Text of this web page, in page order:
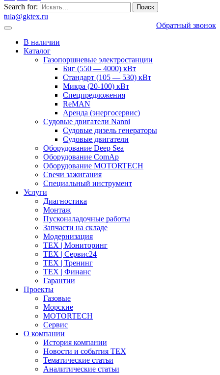
Search for:
tula@gktex.ru
Обратный звонок
В наличии
Каталог
Газопоршневые электростанции
Биг (550 — 4000) кВт
Стандарт (105 — 530) кВт
Микра (20-100) кВт
Спецпредложения
ReMAN
Аренда (энергосервис)
Судовые двигатели Nanni
Судовые дизель генераторы
Судовые двигатели
Оборудование Deep Sea
Оборудование ComAp
Оборудование MOTORTECH
Свечи зажигания
Специальный инструмент
Услуги
Диагностика
Монтаж
Пусконаладочные работы
Запчасти на складе
Модернизация
ТЕХ | Мониторинг
ТЕХ | Сервис24
ТЕХ | Тренинг
ТЕХ | Финанс
Гарантии
Проекты
Газовые
Морские
MOTORTECH
Сервис
О компании
История компании
Новости и события ТЕХ
Тематические статьи
Аналитические статьи